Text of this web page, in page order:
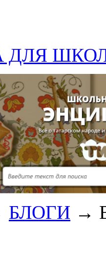
ДЛЯ
БЛОГИ →